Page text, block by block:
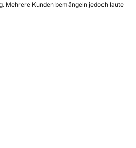
Mehrere Kunden bemängeln jedoch laute